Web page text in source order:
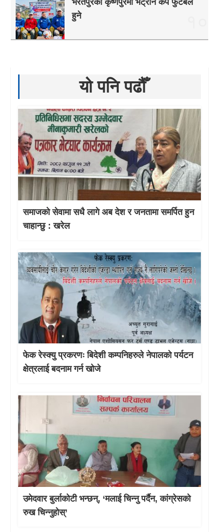
भरतपुरको कृष्णपुरमा भेट्रान कप फुटबल
हुने
यो पनि पढौँ
समाजको सेवामा सधै लागे अब देश र जनतामा समर्पित हुन
चाहान्छु : खरेल
फेक रेस्क्यु प्रकरणः बिदेशी कम्पनिहरुले नेपालको पर्यटन
क्षेत्रलाई बदनाम गर्न खोजे
उमेदवार बुर्लाकोटी भन्छन्, ‘मलाई चिन्नु पर्दैन, कांग्रेसको
रुख चिन्नुहोस्’